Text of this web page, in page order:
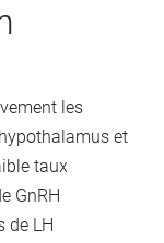
les
et
taux
GnRH
de LH